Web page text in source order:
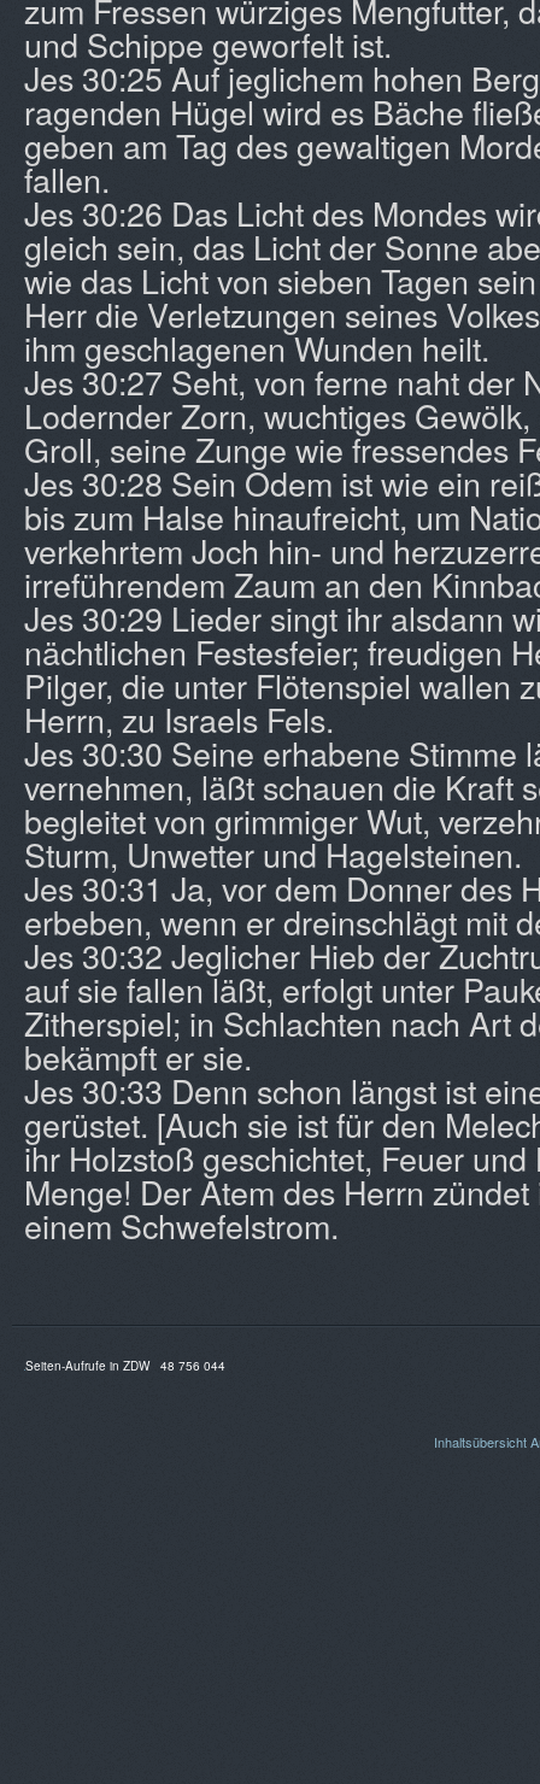
zum Fressen würziges Mengfutter,
und Schippe geworfelt ist.
Jes 30:25 Auf jeglichem hohen
ragenden Hügel wird es Bäche
geben am Tag des gewaltigen
fallen.
Jes 30:26 Das Licht des Mondes
gleich sein, das Licht der Sonne
wie das Licht von sieben Tagen
Herr die Verletzungen seines
ihm geschlagenen Wunden heilt.
Jes 30:27 Seht, von ferne naht der
Lodernder Zorn, wuchtiges
Groll, seine Zunge wie fressendes
Jes 30:28 Sein Odem ist wie ein
bis zum Halse hinaufreicht, um
verkehrtem Joch hin- und
irreführendem Zaum an den
Jes 30:29 Lieder singt ihr alsdann
nächtlichen Festesfeier; freudigen
Pilger, die unter Flötenspiel wallen
Herrn, zu Israels Fels.
Jes 30:30 Seine erhabene Stimme
vernehmen, läßt schauen die Kraft
begleitet von grimmiger Wut,
Sturm, Unwetter und Hagelsteinen.
Jes 30:31 Ja, vor dem Donner des
erbeben, wenn er dreinschlägt mit
Jes 30:32 Jeglicher Hieb der
auf sie fallen läßt, erfolgt unter
Zitherspiel; in Schlachten nach Art
bekämpft er sie.
Jes 30:33 Denn schon längst ist
gerüstet. [Auch sie ist für den
ihr Holzstoß geschichtet, Feuer
Menge! Der Atem des Herrn
einem Schwefelstrom.
Seiten-Aufrufe in ZDW 48 756 044
Inhaltsübersicht